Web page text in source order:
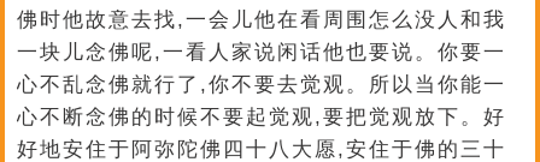
佛时他故意去找,一会儿他在看周围怎么没人和我
一块儿念佛呢,一看人家说闲话他也要说。你要一
心不乱念佛就行了,你不要去觉观。所以当你能一
心不断念佛的时候不要起觉观,要把觉观放下。好
好地安住于阿弥陀佛四十八大愿,安住于佛的三十